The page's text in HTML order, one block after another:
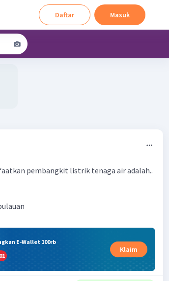
Daftar Masuk
pembangkit listrik tenaga air adalah..
E-Wallet 100rb
01
Klaim